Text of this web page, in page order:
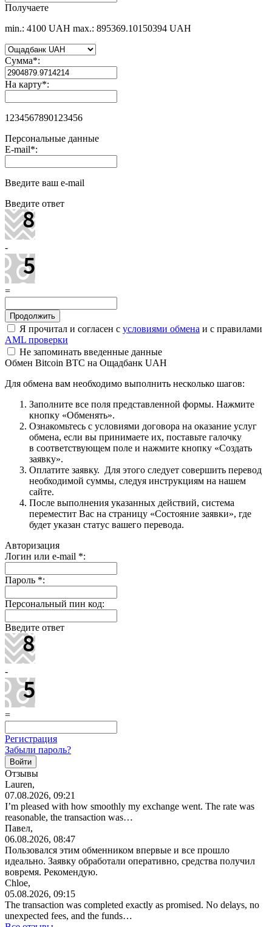
Получаете
min.: 4100 UAH max.: 895369.10150394 UAH
Сумма*:
На карту*:
1234567890123456
Персональные данные
E-mail*:
Введите ваш e-mail
Введите ответ
-
=
Я прочитал и согласен с условиями обмена и с правилами
AML проверки
Не запоминать введенные данные
Обмен Bitcoin BTC на Ощадбанк UAH
Для обмена вам необходимо выполнить несколько шагов:
Заполните все поля представленной формы. Нажмите
кнопку «Обменять».
Ознакомьтесь с условиями договора на оказание услуг
обмена, если вы принимаете их, поставьте галочку
в соответствующем поле и нажмите кнопку «Создать
заявку».
Оплатите заявку. Для этого следует совершить перевод
необходимой суммы, следуя инструкциям на нашем
сайте.
После выполнения указанных действий, система
переместит Вас на страницу «Состояние заявки», где
будет указан статус вашего перевода.
Авторизация
Логин или e-mail *:
Пароль *:
Персональный пин код:
Введите ответ
-
=
Регистрация
Забыли пароль?
Отзывы
Lauren,
07.08.2026, 09:21
I’m pleased with how smoothly my exchange went. The rate was
reasonable, the transaction was…
Павел,
06.08.2026, 08:47
Пользовался этим обменником впервые и все прошло
идеально. Заявку обработали оперативно, средства получил
вовремя. Рекомендую.
Chloe,
05.08.2026, 09:15
The transaction was completed exactly as promised. No delays, no
unexpected fees, and the funds…